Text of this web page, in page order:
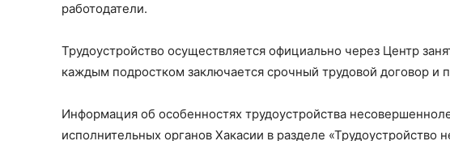
работодатели.
Трудоустройство осуществляется официально через Центр
каждым подростком заключается срочный трудовой договор и
Информация об особенностях трудоустройства
исполнительных органов Хакасии в разделе